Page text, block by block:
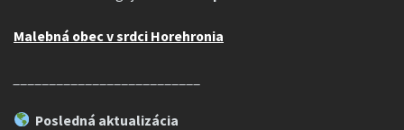
Malebná obec v srdci Horehronia
Posledná aktualizácia